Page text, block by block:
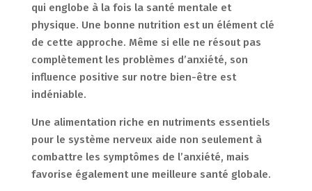
qui englobe à la fois la santé mentale et
physique. Une bonne nutrition est un élément clé
de cette approche. Même si elle ne résout pas
complètement les problèmes d’anxiété, son
influence positive sur notre bien-être est
indéniable.
Une alimentation riche en nutriments essentiels
pour le système nerveux aide non seulement à
combattre les symptômes de l’anxiété, mais
favorise également une meilleure santé globale.